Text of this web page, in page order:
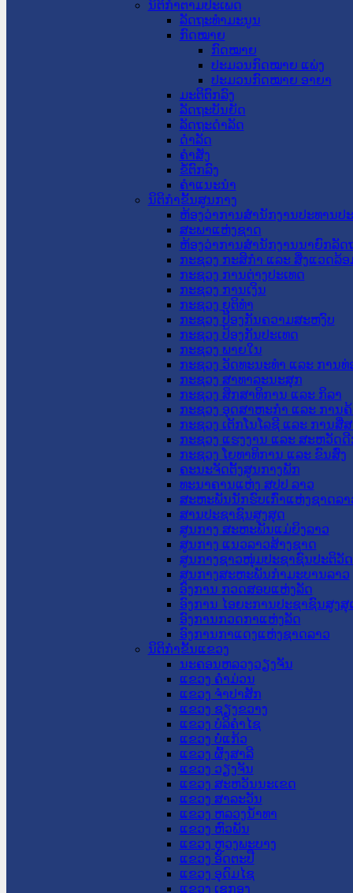
ນິຕິກຳຕາມປະເພດ
ລັດຖະທໍາມະນູນ
ກົດໝາຍ
ກົດໝາຍ
ປະມວນກົດໝາຍ ແພ່ງ
ປະມວນກົດໝາຍ ອາຍາ
ມະຕິຕົກລົງ
ລັດຖະບັນຍັດ
ລັດຖະດໍາລັດ
ດໍາລັດ
ຄໍາສັ່ງ
ຂໍ້ຕົກລົງ
ຄໍາແນະນໍາ
ນິຕິກໍາຂັ້ນສູນກາງ
ຫ້ອງວ່າການສໍານັກງານປະທານປ
ສະພາແຫ່ງຊາດ
ຫ້ອງວ່າການສຳນັກງານນາຍົກລັດ
ກະຊວງ ກະສິກຳ ແລະ ສິ່ງແວດລ້ອ
ກະຊວງ ການຕ່າງປະເທດ
ກະຊວງ ການເງິນ
ກະຊວງ ຍຸຕິທໍາ
ກະຊວງ ປ້ອງກັນຄວາມສະຫງົບ
ກະຊວງ ປ້ອງກັນປະເທດ
ກະຊວງ ພາຍໃນ
ກະຊວງ ວັດທະນະທຳ ແລະ ການທ່
ກະຊວງ ສາທາລະນະສຸກ
ກະຊວງ ສຶກສາທິການ ແລະ ກິລາ
ກະຊວງ ອຸດສາຫະກຳ ແລະ ການຄ້
ກະຊວງ ເຕັກໂນໂລຊີ ແລະ ການສື່
ກະຊວງ ແຮງງານ ແລະ ສະຫວັດ
ກະຊວງ ໂຍທາທິການ ແລະ ຂົນສົ່ງ
ຄະນະຈັດຕັ້ງສູນກາງພັກ
ທະນາຄານແຫ່ງ ສປປ ລາວ
ສະຫະພັນນັກຮົບເກົ່າແຫ່ງຊາດລາ
ສານປະຊາຊົນສູງສຸດ
ສູນກາງ ສະຫະພັນແມ່ຍິງລາວ
ສູນກາງ ແນວລາວສ້າງຊາດ
ສູນກາງຊາວໜຸ່ມປະຊາຊົນປະຕິວັ
ສູນກາງສະຫະພັນກຳມະບານລາວ
ອົງການ ກວດສອບແຫ່ງລັດ
ອົງການ ໄອຍະການປະຊາຊົນສູງສຸ
ອົງການກວດກາແຫ່ງລັດ
ອົງການກາແດງແຫ່ງຊາດລາວ
ນິຕິກໍາຂັ້ນແຂວງ
ນະ​ຄອນ​ຫລວງວຽງຈັນ
ແຂວງ ຄໍາມ່ວນ
ແຂວງ ຈໍາປາສັກ
ແຂວງ ຊຽງຂວາງ
ແຂວງ ບໍລິຄໍາໄຊ
ແຂວງ ບໍ່ແກ້ວ
ແຂວງ ຜົ້ງສາລີ
ແຂວງ ວຽງຈັນ
ແຂວງ ສະຫວັນນະເຂດ
ແຂວງ ສາລະວັນ
ແຂວງ ຫລວງນໍ້າທາ
ແຂວງ ຫົວພັນ
ແຂວງ ຫຼວງພະບາງ
ແຂວງ ອັດຕະປື
ແຂວງ ອຸດົມໄຊ
ແຂວງ ເຊກອງ